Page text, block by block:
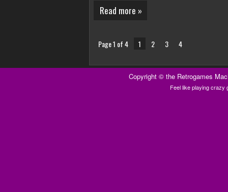
Read more »
Page 1 of 4 1 2 3 4
Copyright ©the Retrogames
Feel like playing